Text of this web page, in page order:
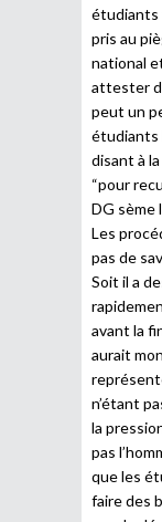
étudiants
pris au
national
attester
peut un
étudiants
disant à
“pour
DG sème
Les
pas de
Soit il a
avant la
aurait
n’étant
la
pas
que les
faire des